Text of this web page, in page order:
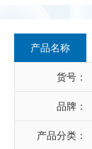
产品名称
货号：
品牌：
产品分类：